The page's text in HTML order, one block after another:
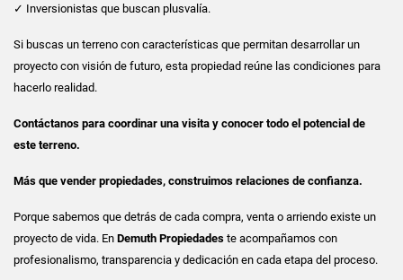
✓ Inversionistas que buscan plusvalía.
Si buscas un terreno con características que permitan desarrollar un
proyecto con visión de futuro, esta propiedad reúne las condiciones para
hacerlo realidad.
Contáctanos para coordinar una visita y conocer todo el potencial de
este terreno.
Más que vender propiedades, construimos relaciones de confianza.
Porque sabemos que detrás de cada compra, venta o arriendo existe un
proyecto de vida. En Demuth Propiedades te acompañamos con
profesionalismo, transparencia y dedicación en cada etapa del proceso.